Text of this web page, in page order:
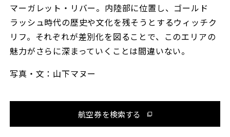
マーガレット・リバー。内陸部に位置し、ゴールド
ラッシュ時代の歴史や文化を残そうとするウィッチク
リフ。それぞれが差別化を図ることで、このエリアの
魅力がさらに深まっていくことは間違いない。
写真・文：山下マヌー
航空券を検索する